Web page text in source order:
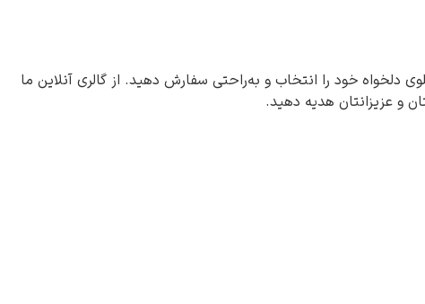
دلخواه خود را انتخاب و به‌راحتی سفارش دهید. از گالری آنلاین ما
و عزیزانتان هدیه دهید.